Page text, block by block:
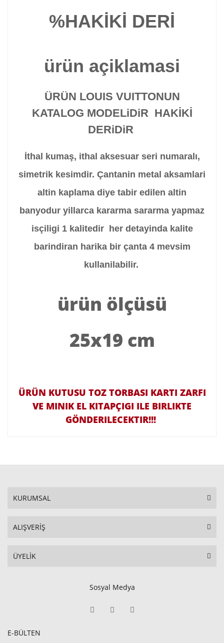
%HAKİKİ DERİ
ürün açiklamasi
ÜRÜN LOUIS VUITTONUN
KATALOG MODELiDiR HAKİKİ
DERiDiR
İthal kumaş, ithal aksesuar seri numaralı,
simetrik kesimdir. Çantanin metal aksamlari
altin kaplama diye tabir edilen altin
banyodur yillarca kararma sararma yapmaz
isçiligi 1 kalitedir her detayinda kalite
barindiran harika bir çanta 4 mevsim
kullanilabilir.
ürün ölçüsü
25x19 cm
ÜRÜN KUTUSU TOZ TORBASI KARTI ZARFI
VE MINIK EL KITAPÇIGI ILE BIRLIKTE
GÖNDERILECEKTIR!!!
KURUMSAL
ALIŞVERİŞ
ÜYELİK
Sosyal Medya
E-BÜLTEN